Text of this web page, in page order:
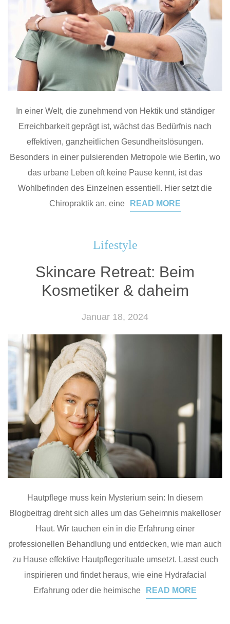
In einer Welt, die zunehmend von Hektik und ständiger
Erreichbarkeit geprägt ist, wächst das Bedürfnis nach
effektiven, ganzheitlichen Gesundheitslösungen.
Besonders in einer pulsierenden Metropole wie Berlin, wo
das urbane Leben oft keine Pause kennt, ist das
Wohlbefinden des Einzelnen essentiell. Hier setzt die
Chiropraktik an, eine
READ MORE
Lifestyle
Skincare Retreat: Beim
Kosmetiker & daheim
Januar 18, 2024
Hautpflege muss kein Mysterium sein: In diesem
Blogbeitrag dreht sich alles um das Geheimnis makelloser
Haut. Wir tauchen ein in die Erfahrung einer
professionellen Behandlung und entdecken, wie man auch
zu Hause effektive Hautpflegerituale umsetzt. Lasst euch
inspirieren und findet heraus, wie eine Hydrafacial
Erfahrung oder die heimische
READ MORE